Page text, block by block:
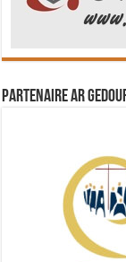
Partenaire Ar